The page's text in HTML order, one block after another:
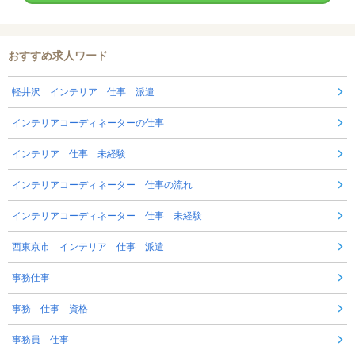
おすすめ求人ワード
軽井沢 インテリア 仕事 派遣
インテリアコーディネーターの仕事
インテリア 仕事 未経験
インテリアコーディネーター 仕事の流れ
インテリアコーディネーター 仕事 未経験
西東京市 インテリア 仕事 派遣
事務仕事
事務 仕事 資格
事務員 仕事